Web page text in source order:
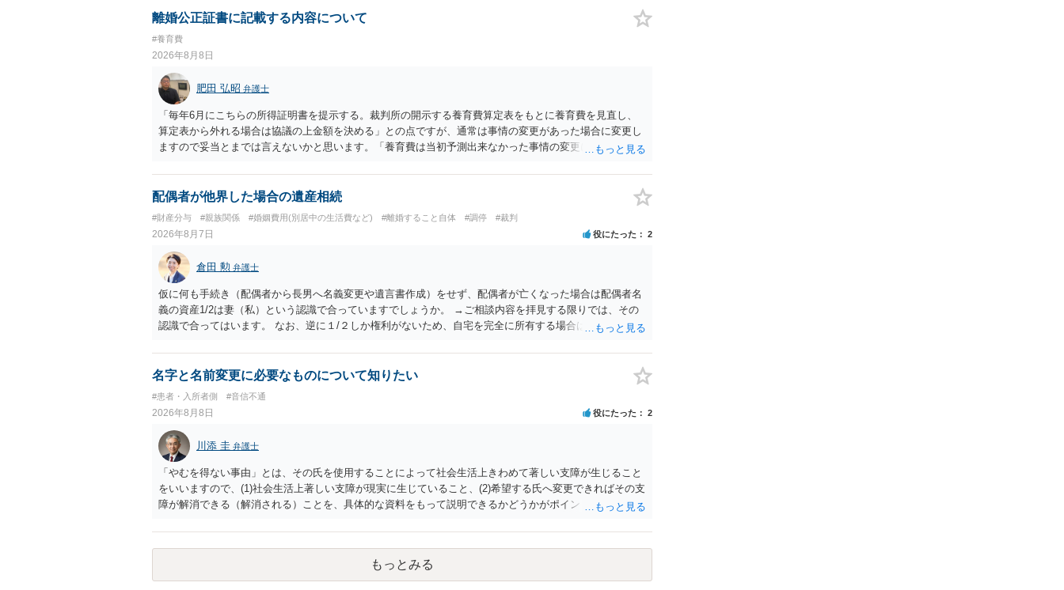
離婚公正証書に記載する内容について
#養育費
2026年8月8日
肥田 弘昭 弁護士
「毎年6月にこちらの所得証明書を提示する。裁判所の開示する養育費算定表をもとに養育費を見直し、
算定表から外れる場合は協議の上金額を決める」との点ですが、通常は事情の変更があった場合に変更し
ますので妥当とまでは言えないかと思います。「養育費は当初予測出来なかった事情の変更により双方協
く事になり、上記のような文言が無くても養育費の見直しは適宜出来るかと思うのですが違うのでしょう
か？との点はそのとおりかと思います。養育費は事情の変更があった場合に変更するので毎年見直すこと
配偶者が他界した場合の遺産相続
#財産分与 #親族関係 #婚姻費用(別居中の生活費など) #離婚すること自体 #調停 #裁判
2026年8月7日 役にたった 2
倉田 勲 弁護士
仮に何も手続き（配偶者から長男へ名義変更や遺言書作成）をせず、配偶者が亡くなった場合は配偶者名
義の資産1/2は妻（私）という認識で合っていますでしょうか。 →ご相談内容を拝見する限りでは、その
認識で合ってはいます。 なお、逆に１/２しか権利がないため、自宅を完全に所有する場合は、他の相続
名字と名前変更に必要なものについて知りたい
#患者・入所者側 #音信不通
2026年8月8日 役にたった 2
川添 圭 弁護士
「やむを得ない事由」とは、その氏を使用することによって社会生活上きわめて著しい支障が生じること
をいいますので、(1)社会生活上著しい支障が現実に生じていること、(2)希望する氏へ変更できればその支
障が解消できる（解消される）ことを、具体的な資料をもって説明できるかどうかがポイントです。 記録
出することが必要になります。「フラッシュバック」とのことなので、例えば、医学上確立されているPT
SDの診断基準に合致した説明とそれに沿う資料の提出が必要になってくるように思います。 精神的・心
理的な理由の氏変更は様々な意味でハードルがかなり高く、弁護士へ依頼しても苦労することが強く予想
されるところです。、もし本人申立てをお考えであれば、医学知識はもちろん法律知識も要求されますの
もっとみる